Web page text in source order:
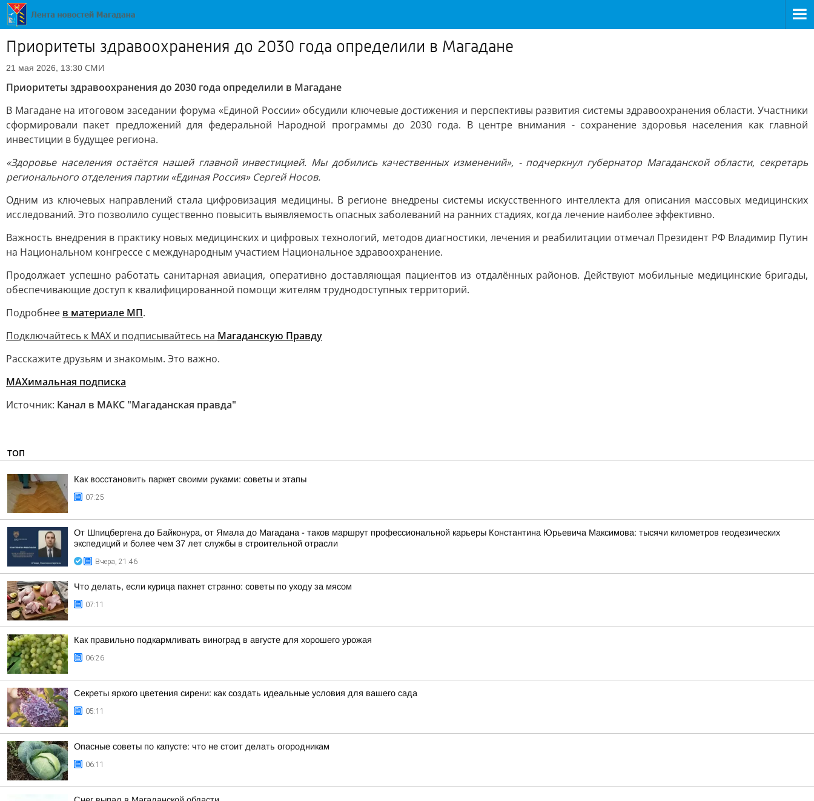
Приоритеты здравоохранения до 2030 года определили в Магадане
21 мая 2026, 13:30 СМИ
Приоритеты здравоохранения до 2030 года определили в Магадане
В Магадане на итоговом заседании форума «Единой России» обсудили ключевые достижения и перспективы развития системы здравоохранения области. Участники
сформировали пакет предложений для федеральной Народной программы до 2030 года. В центре внимания - сохранение здоровья населения как главной
инвестиции в будущее региона.
«Здоровье населения остаётся нашей главной инвестицией. Мы добились качественных изменений», - подчеркнул губернатор Магаданской области, секретарь
регионального отделения партии «Единая Россия» Сергей Носов.
Одним из ключевых направлений стала цифровизация медицины. В регионе внедрены системы искусственного интеллекта для описания массовых медицинских
исследований. Это позволило существенно повысить выявляемость опасных заболеваний на ранних стадиях, когда лечение наиболее эффективно.
Важность внедрения в практику новых медицинских и цифровых технологий, методов диагностики, лечения и реабилитации отмечал Президент РФ Владимир Путин
на Национальном конгрессе с международным участием Национальное здравоохранение.
Продолжает успешно работать санитарная авиация, оперативно доставляющая пациентов из отдалённых районов. Действуют мобильные медицинские бригады,
обеспечивающие доступ к квалифицированной помощи жителям труднодоступных территорий.
Подробнее в материале МП.
Подключайтесь к MAX и подписывайтесь на Магаданскую Правду
Расскажите друзьям и знакомым. Это важно.
МАХимальная подписка
Источник: Канал в МАКС "Магаданская правда"
ТОП
Как восстановить паркет своими руками: советы и этапы
07:25
От Шпицбергена до Байконура, от Ямала до Магадана - таков маршрут профессиональной карьеры Константина Юрьевича Максимова: тысячи километров геодезических
экспедиций и более чем 37 лет службы в строительной отрасли
Вчера, 21:46
Что делать, если курица пахнет странно: советы по уходу за мясом
07:11
Как правильно подкармливать виноград в августе для хорошего урожая
06:26
Секреты яркого цветения сирени: как создать идеальные условия для вашего сада
05:11
Опасные советы по капусте: что не стоит делать огородникам
06:11